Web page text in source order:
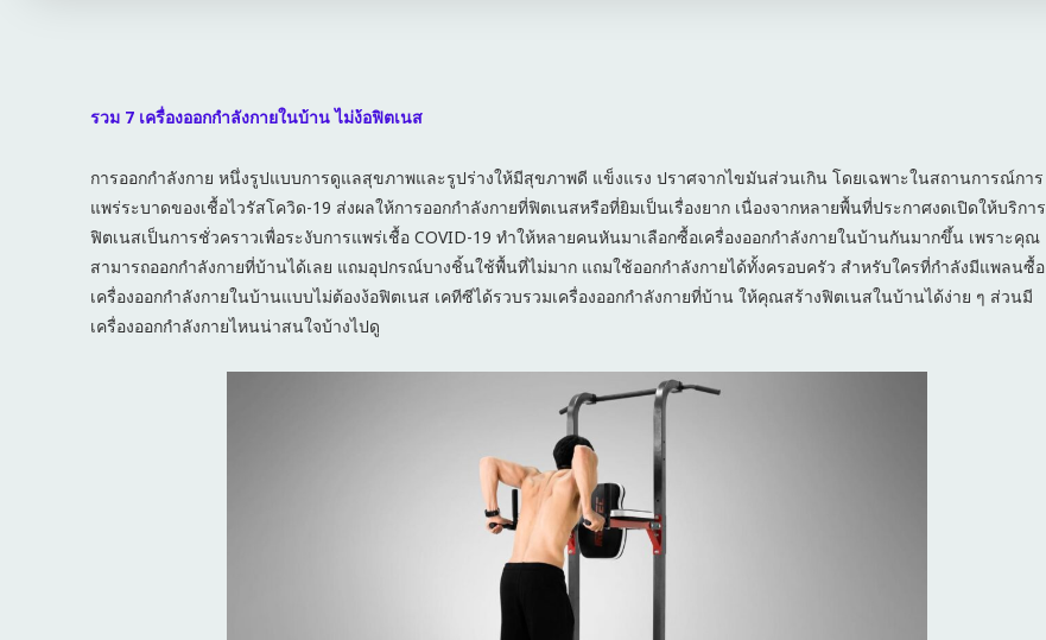
รวม 7 เครื่องออกกำลังกายในบ้าน ไม่ง้อฟิตเนส
การออกกำลังกาย หนึ่งรูปแบบการดูแลสุขภาพและรูปร่างให้มีสุขภาพดี แข็งแรง ปราศจากไขมันส่วนเกิน โดยเฉพาะในสถานการณ์การ
แพร่ระบาดของเชื้อไวรัสโควิด-19 ส่งผลให้การออกกำลังกายที่ฟิตเนสหรือที่ยิมเป็นเรื่องยาก เนื่องจากหลายพื้นที่ประกาศงดเปิดให้บริการ
ฟิตเนสเป็นการชั่วคราวเพื่อระงับการแพร่เชื้อ COVID-19 ทำให้หลายคนหันมาเลือกซื้อเครื่องออกกำลังกายในบ้านกันมากขึ้น เพราะคุณ
สามารถออกกำลังกายที่บ้านได้เลย แถมอุปกรณ์บางชิ้นใช้พื้นที่ไม่มาก แถมใช้ออกกำลังกายได้ทั้งครอบครัว สำหรับใครที่กำลังมีแพลนซื้อ
เครื่องออกกำลังกายในบ้านแบบไม่ต้องง้อฟิตเนส เคทีซีได้รวบรวมเครื่องออกกำลังกายที่บ้าน ให้คุณสร้างฟิตเนสในบ้านได้ง่าย ๆ ส่วนมี
เครื่องออกกำลังกายไหนน่าสนใจบ้างไปดู